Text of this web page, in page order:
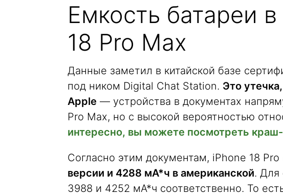
Емкость батареи
18 Pro Max
Данные заметил в китайской базе
под ником Digital Chat Station. Это
Apple — устройства в документах
Pro Max, но с высокой вероятностью
интересно, вы можете посмотреть краш-
Согласно этим документам, iPhone 18 Pro
версии и 4288 мА*ч в американской. Для
3988 и 4252 мА*ч соответственно. То